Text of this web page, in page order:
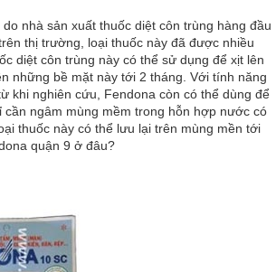
nhà sản xuất thuốc diệt côn trùng hàng đầu
thị trường, loại thuốc này đã được nhiều
diệt côn trùng này có thể sử dụng để xịt lên
những bề mặt này tới 2 tháng. Với tính năng
khi nghiên cứu, Fendona còn có thể dùng để
ngâm mùng mềm trong hỗn hợp nước có
thuốc này có thể lưu lại trên mùng mền tới
quận 9 ở đâu?